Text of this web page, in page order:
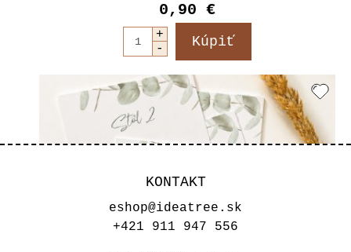
0,90 €
KONTAKT
eshop@ideatree.sk
+421 911 947 556